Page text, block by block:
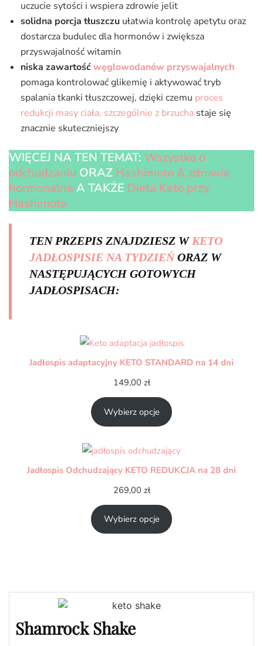
uczucie sytości i wspiera zdrowie jelit
solidna porcja tłuszczu ułatwia kontrolę apetytu oraz
dostarcza budulec dla hormonów i zwiększa
przyswajalność witamin
niska zawartośćwęglowodanów przyswajalnych
pomaga kontrolować glikemię i aktywować tryb
spalania tkanki tłuszczowej, dzięki czemu proces
redukcji masy ciała, szczególnie z brzucha staje się
znacznie skuteczniejszy
WIĘCEJ NA TEN TEMAT: Wszystko o
odchudzaniu ORAZ Hashimoto & zdrowie
hormonalne A TAKŻE Dieta Keto przy
Hashimoto
TEN PRZEPIS ZNAJDZIESZ W KETO
JADŁOSPISIE NA TYDZIEŃORAZ W
NASTĘPUJĄCYCH GOTOWYCH
JADŁOSPISACH:
Jadłospis adaptacyjny KETO STANDARD na 14 dni
149,00 zł
Wybierz opcje
Jadłospis Odchudzający KETO REDUKCJA na 28 dni
269,00 zł
Wybierz opcje
Shamrock Shake